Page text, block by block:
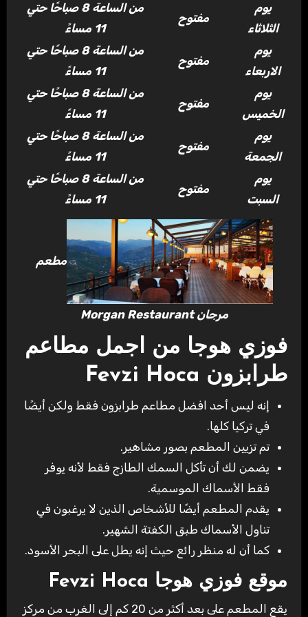
يوم
الثلاثاء
مفتوح
من الساعة 8 صباحًا حتي
11 مساءً
يوم
الاربعاء
مفتوح
من الساعة 8 صباحًا حتي
11 مساءً
يوم
الخميس
مفتوح
من الساعة 8 صباحًا حتي
11 مساءً
يوم
الجمعة
مفتوح
من الساعة 8 صباحًا حتي
11 مساءً
يوم
السبت
مفتوح
من الساعة 8 صباحًا حتي
11 مساءً
مطعم
مرجان Morgan Restaurant
فوزي هوجا من اجمل مطاعم
طرابزون Fevzi Hoca
إنه ليس أحد افضل مطاعم طرابزون فقط ولكن أيضًا
في تركيا كلها.
تم تزيين المطعم بصور مشاهير.
يضمن لك أن تأكل السمك الطازج فقط لأنه يوفر
فقط الأسماك الموسمية.
يقدم المطعم أيضًا للأشخاص الذين لا يرغبون في
تناول الأسماك طبق الكفتة الشهير.
كما أن له منظر رائع حيث إنه يطل على البحر الأسود.
موقع فوزي هوجا Fevzi Hoca
يقع المطعم على بعد أكثر من 20 كم إلى الغرب من مركز